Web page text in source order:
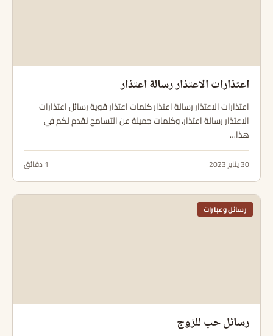
اعتذارات الاعتذار رسالة اعتذار
اعتذارات الاعتذار رسالة اعتذار كلمات اعتذار قوية رسائل اعتذارات
الاعتذار رسالة اعتذار، وكلمات جميلة عن التسامح نقدم لكم في
هذا…
30 يناير 2023 1 دقائق
رسائل وعبارات
رسائل حب للزوج